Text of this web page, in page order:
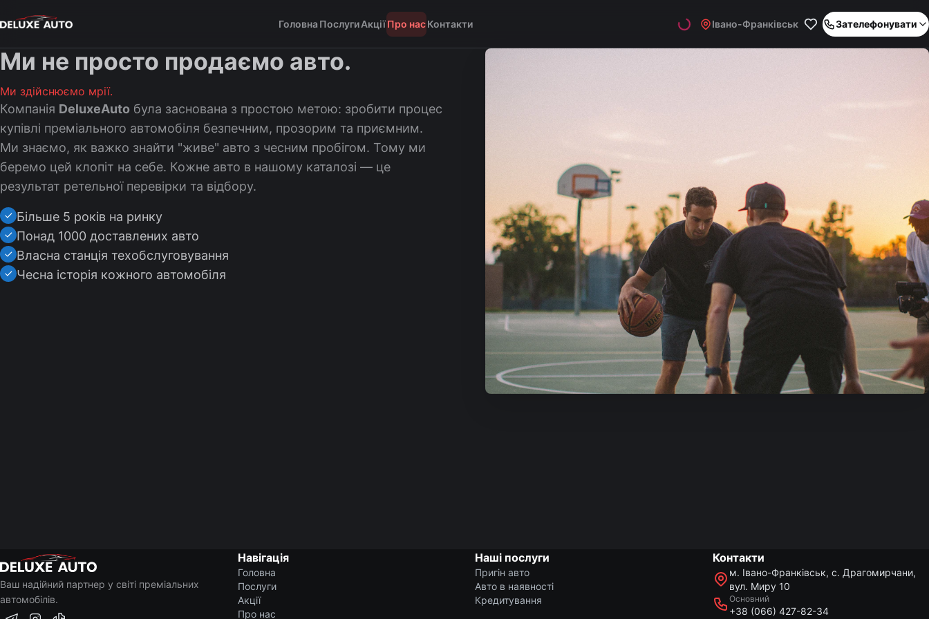
Головна Послуги Акції Про нас Контакти Івано-Франківськ Зателефонувати
Ми не просто продаємо авто.
Ми здійснюємо мрії.
Компанія DeluxeAuto була заснована з простою метою: зробити процес
купівлі преміального автомобіля безпечним, прозорим та приємним.
Ми знаємо, як важко знайти "живе" авто з чесним пробігом. Тому ми
беремо цей клопіт на себе. Кожне авто в нашому каталозі — це
результат ретельної перевірки та відбору.
Більше 5 років на ринку
Понад 1000 доставлених авто
Власна станція техобслуговування
Чесна історія кожного автомобіля
Ваш надійний партнер у світі преміальних
автомобілів.
Навігація
Головна
Послуги
Акції
Про нас
Наші послуги
Пригін авто
Авто в наявності
Кредитування
Контакти
м. Івано-Франківськ, с. Драгомирчани,
вул. Миру 10
Основний
+38 (066) 427-82-34